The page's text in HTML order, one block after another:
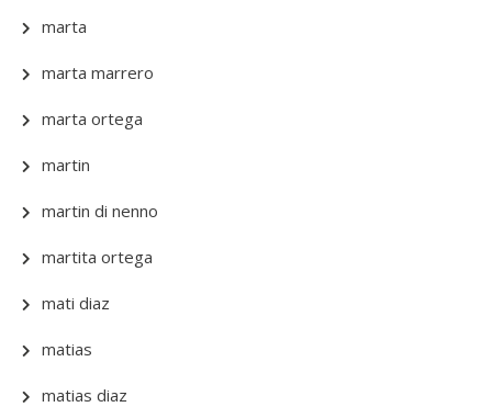
marta
marta marrero
marta ortega
martin
martin di nenno
martita ortega
mati diaz
matias
matias diaz